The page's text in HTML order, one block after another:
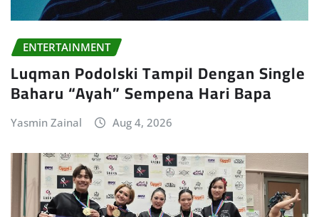
ENTERTAINMENT
Luqman Podolski Tampil Dengan Single
Baharu “Ayah” Sempena Hari Bapa
Yasmin Zainal Aug 4, 2026